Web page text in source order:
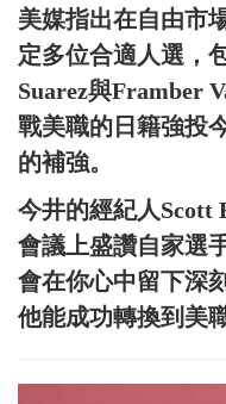
美媒指出在自由市
定多位合適人選，
Suarez與Framber
戰美職的日籍強投
的補強。
今井的經紀人Scott
會議上盛讚自家選
會在你心中留下深
他能成功轉換到美